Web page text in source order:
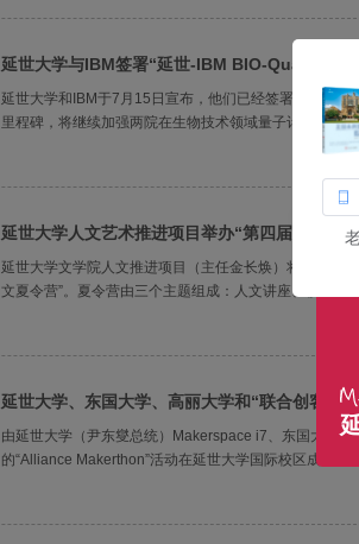
延世大学与IBM签署“延世-IBM BIO-Quantum计
延世大学和IBM于7月15日宣布，他们已经签署了延世-
里程碑，将继续加强两院在生物技术领域量子计算研发
延世大学人文艺术推进项目举办“第四届延世人
延世大学文学院人文推进项目（主任金长焕）将于下个
文夏令营”。夏令营由三个主题组成：人文讲座、校园参
延世大学、东国大学、高丽大学和“联合创客马拉
由延世大学（尹东燮总统）Makerspace i7、东国大学
的“Alliance Makerthon”活动在延世大学国际校区成功举